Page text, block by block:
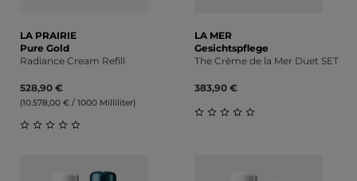
LA PRAIRIE
Pure Gold
Radiance Cream Refill
528,90 €
(10.578,00 € / 1000 Milliliter)
LA MER
Gesichtspflege
The Crème de la Mer Duet SET
383,90 €